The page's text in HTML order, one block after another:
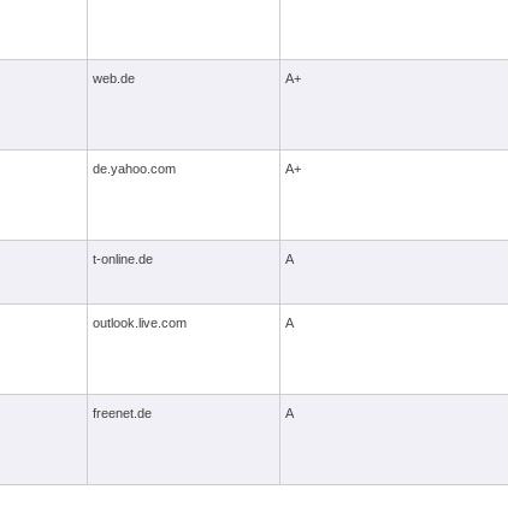
web.de A+
de.yahoo.com A+
t-online.de A
outlook.live.com A
freenet.de A